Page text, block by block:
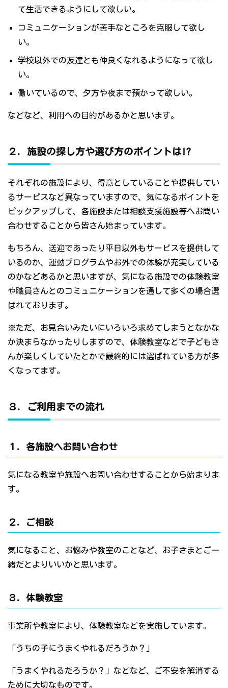
て生活できるようにして欲しい。
コミュニケーションが苦手なところを克服して欲し
い。
学校以外での友達とも仲良くなれるようになって欲し
い。
働いているので、夕方や夜まで預かって欲しい。
などなど、利用への目的があるかと思います。
２．施設の探し方や選び方のポイントは!?
それぞれの施設により、得意としていることや提供してい
るサービスなど異なっていますので、気になるポイントを
ピックアップして、各施設または相談支援施設等へお問い
合わせすることから皆さん始まっています。
もちろん、送迎であったり平日以外もサービスを提供して
いるのか、運動プログラムやお外での体験が充実している
のかなどあるかと思いますが、気になる施設での体験教室
や職員さんとのコミュニケーションを通して多くの場合選
ばれております。
※ただ、お見合いみたいにいろいろ求めてしまうとなかな
か決まらなかったりしますので、体験教室などで子どもさ
んが楽しくしていたとかで最終的には選ばれている方が多
くなってます。
３．ご利用までの流れ
１．各施設へお問い合わせ
気になる教室や施設へお問い合わせすることから始まりま
す。
２．ご相談
気になること、お悩みや教室のことなど、お子さまとご一
緒だとよりいいかと思います。
３．体験教室
事業所や教室により、体験教室などを実施しています。
「うちの子にうまくやれるだろうか？」
「うまくやれるだろうか？」などなど、ご不安を解消する
ために大切なものです。